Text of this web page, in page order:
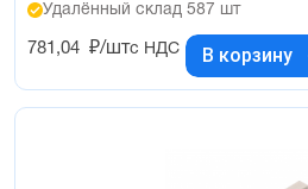
Удалённый склад 587 шт
781,04 ₽/штс НДС В корзину